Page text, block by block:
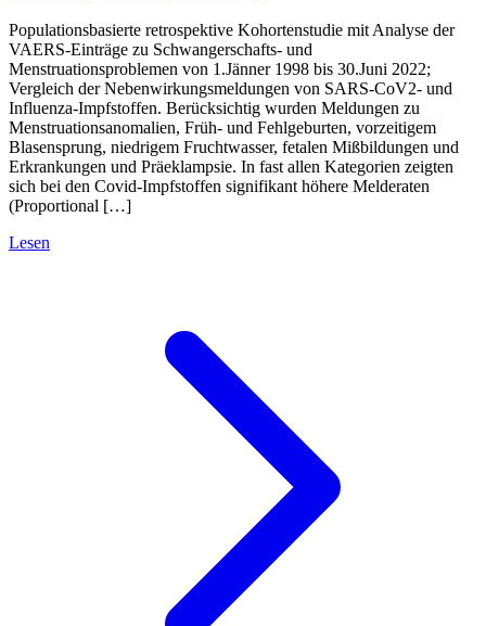
Populationsbasierte retrospektive Kohortenstudie mit Analyse der
VAERS-Einträge zu Schwangerschafts- und
Menstruationsproblemen von 1.Jänner 1998 bis 30.Juni 2022;
Vergleich der Nebenwirkungsmeldungen von SARS-CoV2- und
Influenza-Impfstoffen. Berücksichtig wurden Meldungen zu
Menstruationsanomalien, Früh- und Fehlgeburten, vorzeitigem
Blasensprung, niedrigem Fruchtwasser, fetalen Mißbildungen und
Erkrankungen und Präeklampsie. In fast allen Kategorien zeigten
sich bei den Covid-Impfstoffen signifikant höhere Melderaten
(Proportional […]
Lesen